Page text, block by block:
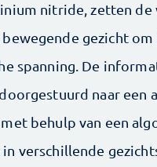
nitride, zetten de
gezicht om
spanning. De
naar een
behulp van een
verschillende